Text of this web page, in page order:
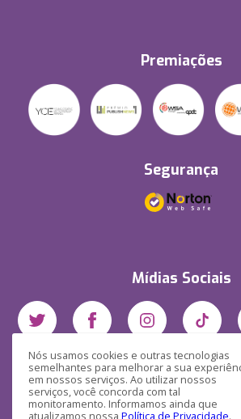
Nós usamos cookies e outras tecnologias
semelhantes para melhorar a sua
em nossos serviços. Ao utilizar nossos
serviços, você concorda com tal
monitoramento. Informamos ainda que
atualizamos nossa Política de Privacidade.
Premiações
Segurança
Mídias Sociais